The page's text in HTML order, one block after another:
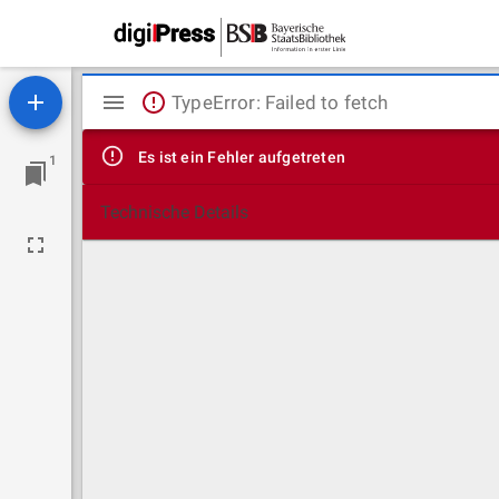
1
Mirador
Viewer
TypeError: Failed to fetch
Es ist ein Fehler aufgetreten
Technische Details